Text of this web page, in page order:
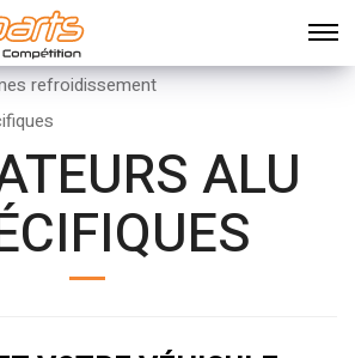
refroidissement
ALU